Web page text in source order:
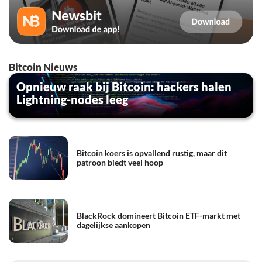
Bitcoin Nieuws
Opnieuw raak bij Bitcoin: hackers halen
Lightning-nodes leeg
Bitcoin koers is opvallend rustig, maar dit
patroon biedt veel hoop
BlackRock domineert Bitcoin ETF-markt met
dagelijkse aankopen